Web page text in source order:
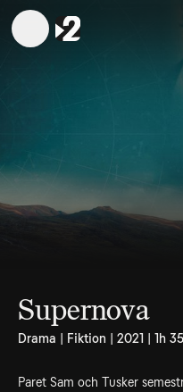
Supernova
Drama | Fiktion | 2021 | 1h
Paret Sam och Tusker